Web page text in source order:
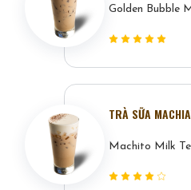
Golden Bubble
TRÀ SỮA
Machito Milk